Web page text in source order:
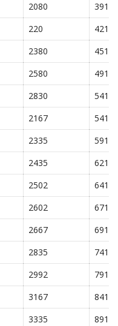
2080
3915
220
4215
2380
4515
2580
4915
2830 5415
2167
5415
2335
5915
2435
6215
2502
6415
2602
6715
2667
6915
2835
7415
2992
7915
3167
8415
3335
8915